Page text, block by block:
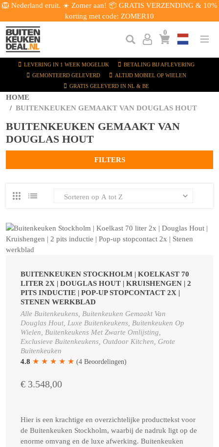
🦁 Nederland eruit. ☀️ Zomer aan! 📦 GRATIS VERZENDING & 10%
korting met code: ZOMER10
0
LEVERING IN 1 WEEK MOGELIJK
BETALING BIJ AFLEVERING
GEMONTEERD GELEVERD
ALTIJD MOBIEL OP WIELEN
GRATIS GELEVERD IN NL & BE
HOME
BUITENKEUKEN GEMAAKT VAN DOUGLAS HOUT
BUITENKEUKEN GEMAAKT VAN
DOUGLAS HOUT
FILTERS
BUITENKEUKEN STOCKHOLM | KOELKAST 70
LITER 2X | DOUGLAS HOUT | KRUISHENGEN | 2
PITS INDUCTIE | POP-UP STOPCONTACT 2X |
STENEN WERKBLAD
Alle Buitenkeukens, Buitenkeuken Gemaakt Van
Douglas Hout, Luxe Buitenkeukens, Buitenkeuken Op
Wielen, Buitenkeukens Met Zwarte Omlijsting,
Exclusieve Buitenkeukens, Outdoor Kitchen, Grote
Buitenkeuken
4.8 ★ ★ ★ ★ ★ (4 Beoordelingen)
€ 3.548,00
Hier is een krachtige en overzichtelijke producttekst voor
de Buitenkeuken Stockholm, waarbij de nadruk ligt op de
enorme omvang en de luxe afwerking. Buitenkeuken